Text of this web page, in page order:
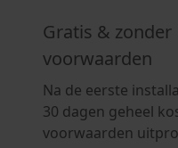
Gratis & zonder
voorwaarden
Na de eerste
30 dagen geheel
voorwaarden